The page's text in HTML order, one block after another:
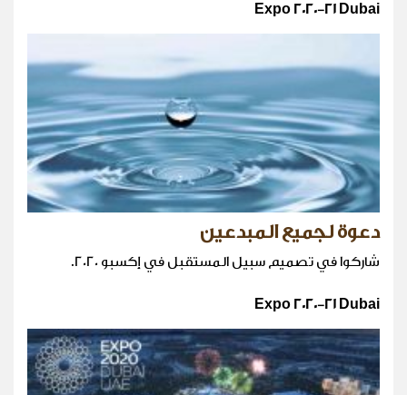
Expo 2020-21 Dubai
دعوة لجميع المبدعين
شاركوا في تصميم سبيل المستقبل في إكسبو 2020.
Expo 2020-21 Dubai